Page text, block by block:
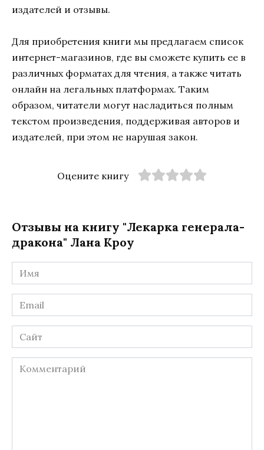
издателей и отзывы.
Для приобретения книги мы предлагаем список
интернет-магазинов, где вы сможете купить ее в
различных форматах для чтения, а также читать
онлайн на легальных платформах. Таким
образом, читатели могут насладиться полным
текстом произведения, поддерживая авторов и
издателей, при этом не нарушая закон.
Оцените книгу
Отзывы на книгу "Лекарка генерала-
дракона" Лана Кроу
Имя
*
Email
*
Сайт
Комментарий